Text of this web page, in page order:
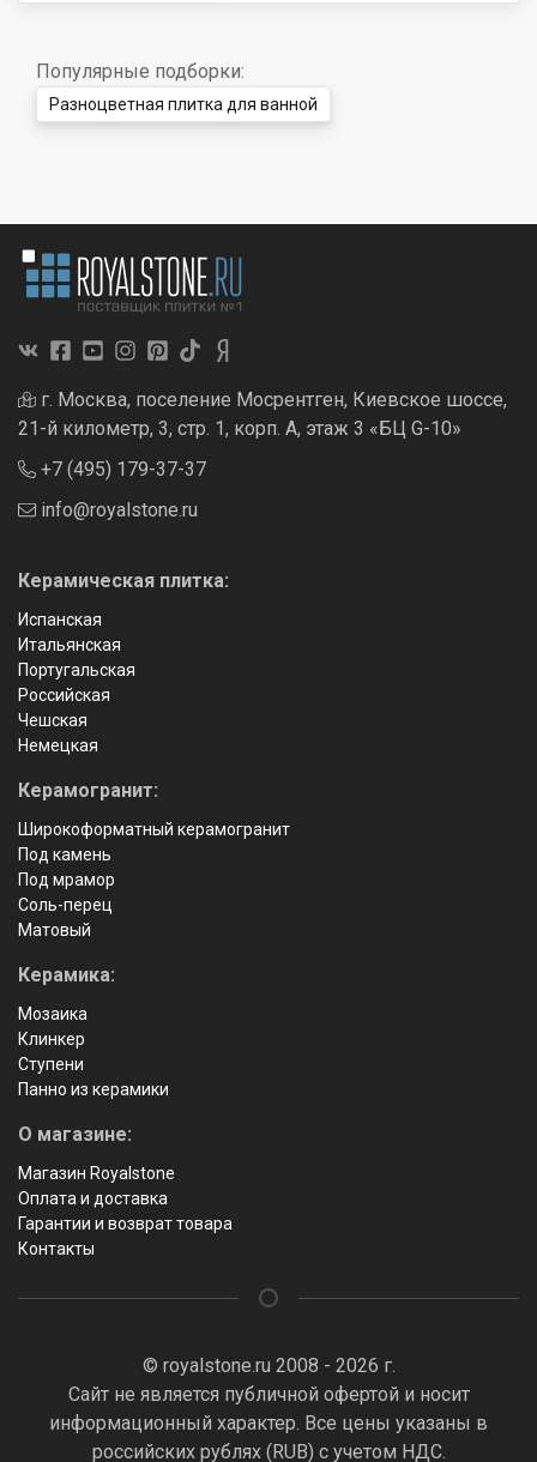
Популярные подборки:
Разноцветная плитка для ванной
г. Москва, поселение Мосрентген, Киевское шоссе,
21-й километр, 3, стр. 1, корп. А, этаж 3 «БЦ G-10»
+7 (495) 179-37-37
info@royalstone.ru
Керамическая плитка:
Испанская
Итальянская
Португальская
Российская
Чешская
Немецкая
Керамогранит:
Широкоформатный керамогранит
Под камень
Под мрамор
Соль-перец
Матовый
Керамика:
Мозаика
Клинкер
Ступени
Панно из керамики
О магазине:
Магазин Royalstone
Оплата и доставка
Гарантии и возврат товара
Контакты
© royalstone.ru 2008 - 2026 г.
Сайт не является публичной офертой и носит
информационный характер. Все цены указаны в
российских рублях (RUB) с учетом НДС.